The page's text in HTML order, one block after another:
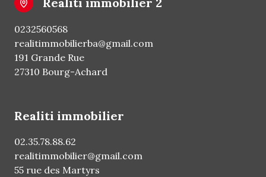
0232560568
realitimmobilierba@gmail.com
191 Grande Rue
27310 Bourg-Achard
realiti immobilier
02.35.78.88.62
realitimmobilier@gmail.com
55 rue des Martyrs